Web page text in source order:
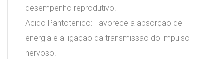
desempenho reprodutivo.
Acido Pantotenico: Favorece a absorção de
energia e a ligação da transmissão do impulso
nervoso.